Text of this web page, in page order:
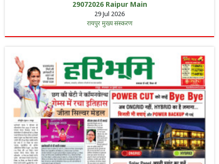
29072026 Raipur Main
29 Jul 2026
रायपुर मुख्य संस्करण